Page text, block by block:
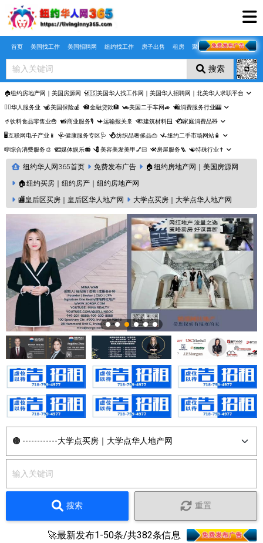
Skip to main content
首页 美国找工作 美国招聘网 纽约找工作 房子出售 租房 聚合页
搜索
🏠纽约房地产网｜美国房源网 🇺🇸美国华人找工作网｜美国华人招聘网｜北美华人求职平台
🤵‍♀️华人服务业 💰美国保险💰 🏦金融贷款🏦 🚗美国二手车网🚙 🛍️消费服务行业🎰
🥤饮料食品零售业🍟 📸商业服务🎙️ ✈️运输报关🚢 🏗️建筑材料🪟 📺家庭消费品🧸
🖥️互联网电子产业📱 🩺健康服务专区🩺 💍纺织品奢侈品👜 🛴纽约二手市场网站🧴
🎼综合消费服务🎨 🎞️媒体娱乐📻 💈美容美发美甲💅🏻 ⚒️房屋服务🪜 ☯️特殊行业✝️
纽约华人网365首页 免费发布广告
🏠纽约房地产网｜美国房源网
🏠纽约买房｜纽约房产｜纽约房地产网
🏬皇后区买房｜皇后区华人地产网
大学点买房｜大学点华人地产网
搜索 重置
🚀最新发布1-50条/共382条信息